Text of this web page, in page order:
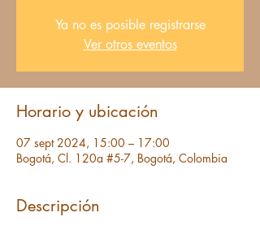
Ya no es posible registrarse
Ver otros eventos
Horario y ubicación
07 sept 2024, 15:00 – 17:00
Bogotá, Cl. 120a #5-7, Bogotá, Colombia
Descripción